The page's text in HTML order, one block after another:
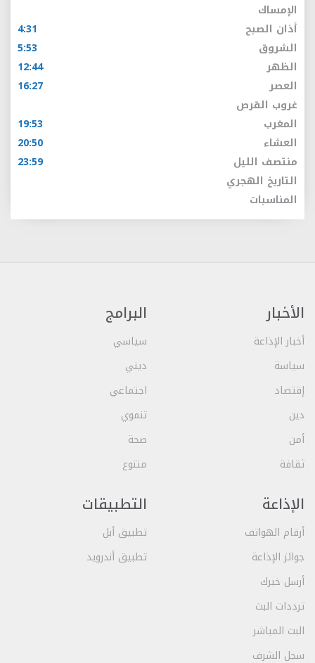
الإمساك
أذان الصبح
4:31
الشروق
5:53
الظهر
12:44
العصر
16:27
غروب القرص
المغرب
19:53
العشاء
20:50
منتصف الليل
23:59
التاريخ الهجري
المناسبات
الأخبار
أخبار الإذاعة
سياسة
إقتصاد
دين
أمن
ثقافة
البرامج
سياسي
ديني
اجتماعي
تنموي
صحة
متنوع
الإذاعة
أرقام الهواتف
جوائز الإذاعة
أرسل خبرك
ترددات البث
البث المباشر
سجل الشرف
التطبيقات
تطبيق أبل
تطبيق أندرويد